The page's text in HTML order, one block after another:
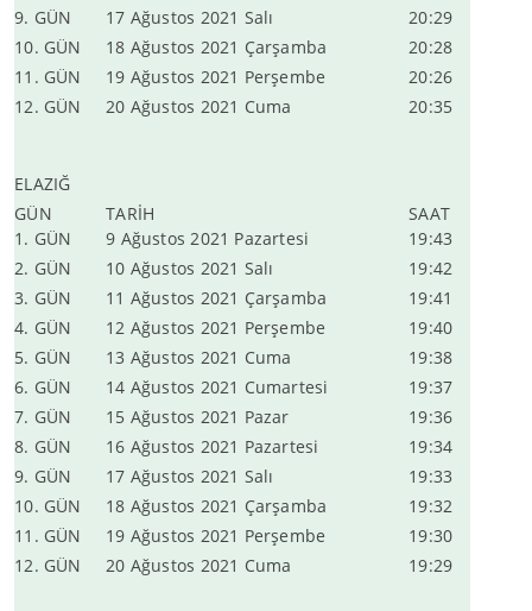
9. GÜN
17 Ağustos 2021 Salı
20:29
10. GÜN
18 Ağustos 2021 Çarşamba
20:28
11. GÜN
19 Ağustos 2021 Perşembe
20:26
12. GÜN
20 Ağustos 2021 Cuma 20:35
ELAZIĞ
GÜN
TARİH
SAAT
1. GÜN
9 Ağustos 2021 Pazartesi
19:43
2. GÜN
10 Ağustos 2021 Salı
19:42
3. GÜN
11 Ağustos 2021 Çarşamba
19:41
4. GÜN
12 Ağustos 2021 Perşembe
19:40
5. GÜN
13 Ağustos 2021 Cuma
19:38
6. GÜN
14 Ağustos 2021 Cumartesi
19:37
7. GÜN
15 Ağustos 2021 Pazar
19:36
8. GÜN
16 Ağustos 2021 Pazartesi
19:34
9. GÜN
17 Ağustos 2021 Salı
19:33
10. GÜN
18 Ağustos 2021 Çarşamba
19:32
11. GÜN
19 Ağustos 2021 Perşembe
19:30
12. GÜN
20 Ağustos 2021 Cuma 19:29